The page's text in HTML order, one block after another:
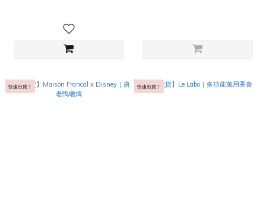
快速出貨！ 快速出貨！